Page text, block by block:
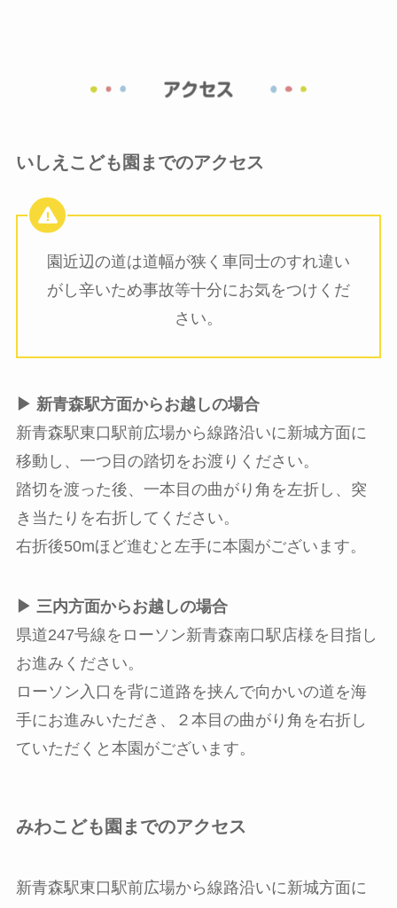
いしえこども園までのアクセス
園近辺の道は道幅が狭く車同士のすれ違い
がし辛いため事故等十分にお気をつけくだ
さい。
▶︎ 新青森駅方面からお越しの場合
新青森駅東口駅前広場から線路沿いに新城方面に
移動し、一つ目の踏切をお渡りください。
踏切を渡った後、一本目の曲がり角を左折し、突
き当たりを右折してください。
右折後50mほど進むと左手に本園がございます。
▶︎ 三内方面からお越しの場合
県道247号線をローソン新青森南口駅店様を目指し
お進みください。
ローソン入口を背に道路を挟んで向かいの道を海
手にお進みいただき、２本目の曲がり角を右折し
ていただくと本園がございます。
みわこども園までのアクセス
新青森駅東口駅前広場から線路沿いに新城方面に